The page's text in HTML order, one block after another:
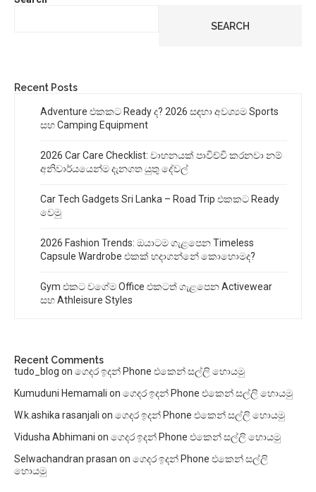
SEARCH
Recent Posts
Adventure එකකට Ready ද? 2026 සඳහා අවශ්‍යම Sports
සහ Camping Equipment
2026 Car Care Checklist: වාහනයක් පාවිච්චි කරනවා නම්
අනිවාර්යයෙන්ම දැනගත යුතු දේවල්
Car Tech Gadgets Sri Lanka – Road Trip එකකට Ready
වෙමු
2026 Fashion Trends: ඔයාටම ගැළපෙන Timeless
Capsule Wardrobe එකක් හදාගන්නේ කොහොමද?
Gym එකට වගේම Office එකටත් ගැළපෙන Activewear
සහ Athleisure Styles
Recent Comments
tudo_blog on ගෙදර ඉදන් Phone එකෙන් සල්ලි හොයමු
Kumuduni Hemamali on ගෙදර ඉදන් Phone එකෙන් සල්ලි හොයමු
W.k.ashika rasanjali on ගෙදර ඉදන් Phone එකෙන් සල්ලි හොයමු
Vidusha Abhimani on ගෙදර ඉදන් Phone එකෙන් සල්ලි හොයමු
Selwachandran prasan on ගෙදර ඉදන් Phone එකෙන් සල්ලි
හොයමු